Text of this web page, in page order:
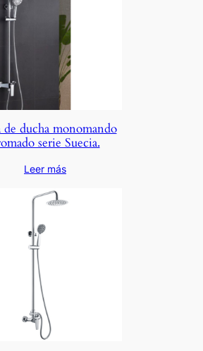
de ducha monomando
serie Suecia.
Leer más